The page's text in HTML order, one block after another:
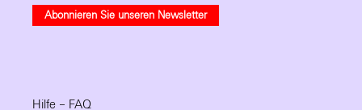
Abonnieren Sie unseren Newsletter
Hilfe – FAQ